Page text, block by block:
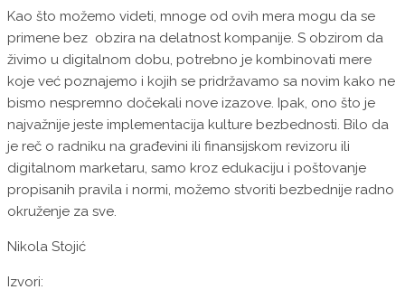
Kao što možemo videti, mnoge od ovih mera mogu da se
primene bez obzira na delatnost kompanije. S obzirom da
živimo u digitalnom dobu, potrebno je kombinovati mere
koje već poznajemo i kojih se pridržavamo sa novim kako ne
bismo nespremno dočekali nove izazove. Ipak, ono što je
najvažnije jeste implementacija kulture bezbednosti. Bilo da
je reč o radniku na građevini ili finansijskom revizoru ili
digitalnom marketaru, samo kroz edukaciju i poštovanje
propisanih pravila i normi, možemo stvoriti bezbednije radno
okruženje za sve.
Nikola Stojić
Izvori: